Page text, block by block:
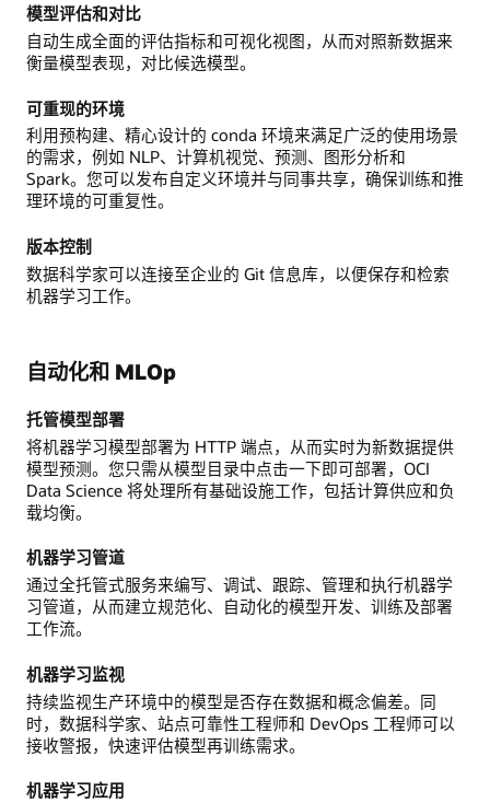
模型评估和对比
自动生成全面的评估指标和可视化视图，从而对照新数据来
衡量模型表现，对比候选模型。
可重现的环境
利用预构建、精心设计的 conda 环境来满足广泛的使用场景
的需求，例如 NLP、计算机视觉、预测、图形分析和
Spark。您可以发布自定义环境并与同事共享，确保训练和推
理环境的可重复性。
版本控制
数据科学家可以连接至企业的 Git 信息库，以便保存和检索
机器学习工作。
自动化和 MLOp
托管模型部署
将机器学习模型部署为 HTTP 端点，从而实时为新数据提供
模型预测。您只需从模型目录中点击一下即可部署，OCI
Data Science 将处理所有基础设施工作，包括计算供应和负
载均衡。
机器学习管道
通过全托管式服务来编写、调试、跟踪、管理和执行机器学
习管道，从而建立规范化、自动化的模型开发、训练及部署
工作流。
机器学习监视
持续监视生产环境中的模型是否存在数据和概念偏差。同
时，数据科学家、站点可靠性工程师和 DevOps 工程师可以
接收警报，快速评估模型再训练需求。
机器学习应用